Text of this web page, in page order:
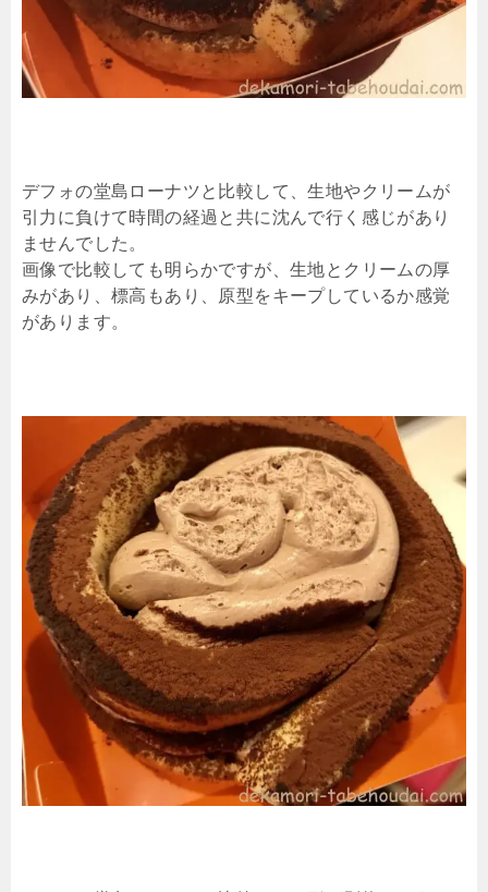
デフォの堂島ローナツと比較して、生地やクリームが
引力に負けて時間の経過と共に沈んで行く感じがあり
ませんでした。
画像で比較しても明らかですが、生地とクリームの厚
みがあり、標高もあり、原型をキープしているか感覚
があります。